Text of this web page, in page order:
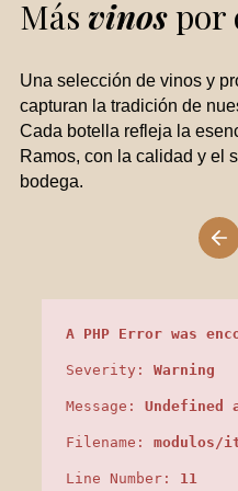
Más vinospor
Una selección de vinos y
capturan la tradición de
Cada botella refleja la
Ramos, con la calidad y el
bodega.
A PHP Error was
Severity: Warning
Message: Undefined
Filename: modulos/
Line Number: 11